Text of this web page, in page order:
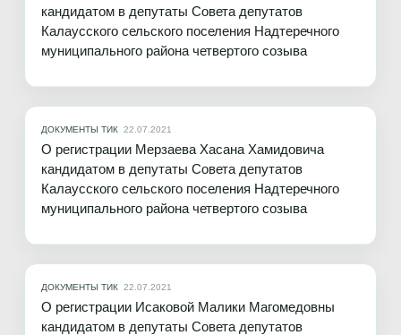
кандидатом в депутаты Совета депутатов
Калаусского сельского поселения Надтеречного
муниципального района четвертого созыва
ДОКУМЕНТЫ ТИК 22.07.2021
О регистрации Мерзаева Хасана Хамидовича
кандидатом в депутаты Совета депутатов
Калаусского сельского поселения Надтеречного
муниципального района четвертого созыва
ДОКУМЕНТЫ ТИК 22.07.2021
О регистрации Исаковой Малики Магомедовны
кандидатом в депутаты Совета депутатов